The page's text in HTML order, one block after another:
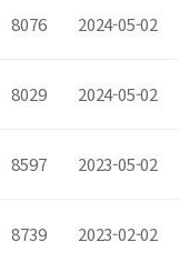
8076 2024-05-02
8029 2024-05-02
8597 2023-05-02
8739 2023-02-02